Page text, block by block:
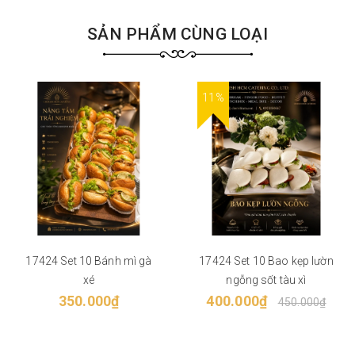
SẢN PHẨM CÙNG LOẠI
17424 Set 10 Bánh mì gà
xé
350.000₫
11%
17424 Set 10 Bao kẹp lườn
ngỗng sốt tàu xì
400.000₫ 450.000₫